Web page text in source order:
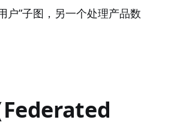
户”子图，另一个处理产品数